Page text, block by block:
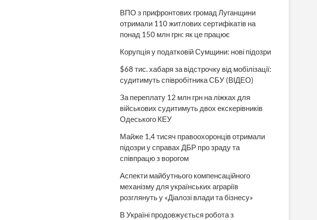
ВПО з прифронтових громад Луганщини
отримали 110 житлових сертифікатів на
понад 150 млн грн: як це працює
Корупція у податковій Сумщини: нові підозри
$68 тис. хабаря за відстрочку від мобілізації:
судитимуть співробітника СБУ (ВІДЕО)
За переплату 12 млн грн на ліжках для
військових судитимуть двох екскерівників
Одеського КЕУ
Майже 1,4 тисяч правоохоронців отримали
підозри у справах ДБР про зраду та
співпрацю з ворогом
Аспекти майбутнього компенсаційного
механізму для українських аграріїв
розглянуть у «Діалозі влади та бізнесу»
В Україні продовжується робота з